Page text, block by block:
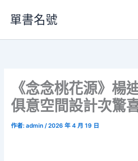
要
單書名號
《念念桃花源》楊
俱意空間設計次驚
作者:admin/2026 年 4 月 19 日